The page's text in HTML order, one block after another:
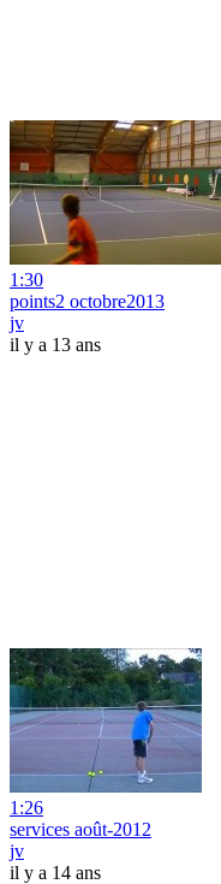
1:30
points2 octobre2013
jv
il y a 13 ans
1:26
services août-2012
jv
il y a 14 ans